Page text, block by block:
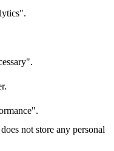
not store any personal